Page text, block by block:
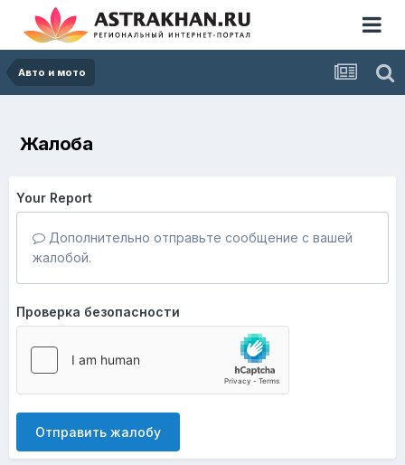
Авто и мото
Жалоба
Your Report
Дополнительно отправьте сообщение с вашей
жалобой.
Проверка безопасности
Отправить жалобу